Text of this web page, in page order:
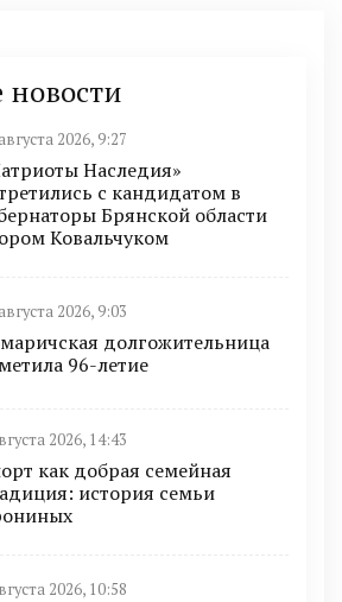
2026, 9:27
Наследия»
с кандидатом в
Брянской области
Ковальчуком
2026, 9:03
долгожительница
96-летие
2026, 14:43
как добрая семейная
история семьи
2026, 10:58